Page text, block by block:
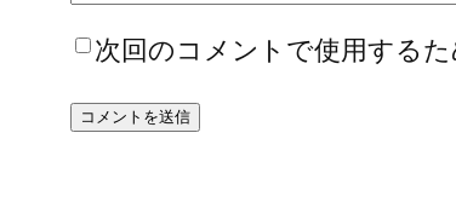
次回のコメントで使用する